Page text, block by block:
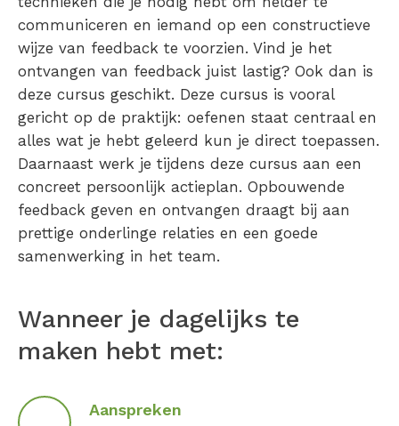
communiceren en iemand op een constructieve
wijze van feedback te voorzien. Vind je het
ontvangen van feedback juist lastig? Ook dan is
deze cursus geschikt. Deze cursus is vooral
gericht op de praktijk: oefenen staat centraal en
alles wat je hebt geleerd kun je direct toepassen.
Daarnaast werk je tijdens deze cursus aan een
concreet persoonlijk actieplan. Opbouwende
feedback geven en ontvangen draagt bij aan
prettige onderlinge relaties en een goede
samenwerking in het team.
Wanneer je dagelijks te
maken hebt met:
Aanspreken